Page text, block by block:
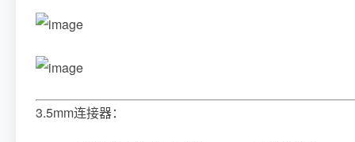
3.5mm连接器：